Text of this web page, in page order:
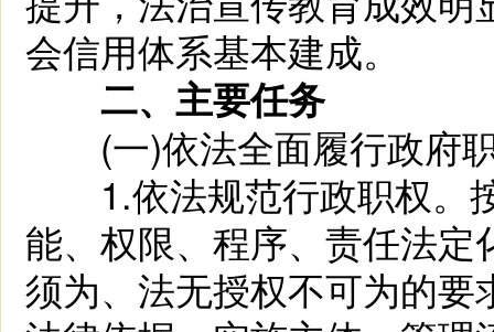
会信用体系基本建成。
二、主要任务
(一)依法全面履行政府
1.依法规范行政职权。
能、权限、程序、责任法
须为、法无授权不可为的